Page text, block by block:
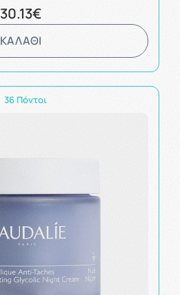
30.13€
ΚΑΛΑΘΙ
36 Πόντοι